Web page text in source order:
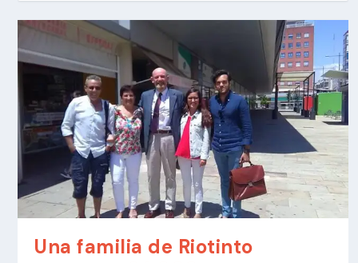
Una familia de Riotinto